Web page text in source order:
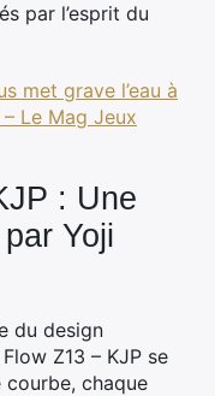
par l’esprit du
met grave l’eau à
Le Mag Jeux
: Une
Yoji
du design
Z13 – KJP se
courbe, chaque